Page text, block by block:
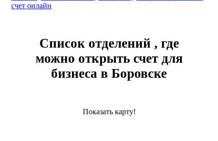
счет онлайн
Список отделений , где
можно открыть счет для
бизнеса в Боровске
Показать карту!